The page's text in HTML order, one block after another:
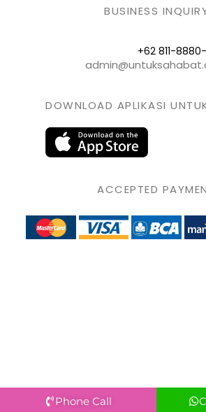
BUSINESS
+62 811-
DOWNLOAD APLIKASI
ACCEPTED
Phone Call